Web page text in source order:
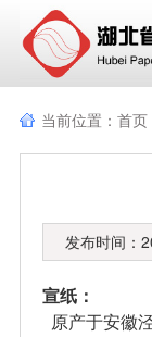
当前位置： 首页
发布时间
宣纸：
原产于安徽